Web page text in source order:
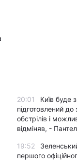
20:01
Київ буде
підготовлений
обстрілів і
відміняв, -
19:52
першого